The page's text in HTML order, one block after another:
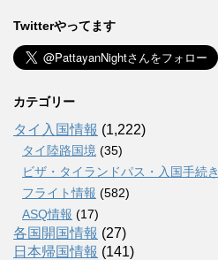
Twitterやってます
カテゴリー
タイ入国情報 (1,222)
タイ陸路国境 (35)
ビザ・タイランドパス・入国手続き
フライト情報 (582)
ASQ情報 (17)
各国開国情報 (27)
日本帰国情報 (141)